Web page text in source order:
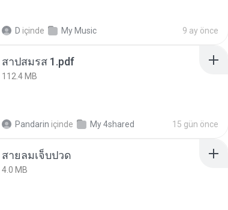
D içinde My Music 9 ay önce
สาปสมรส 1.pdf
112.4 MB
Pandarin içinde My 4shared 15 gün önce
สายลมเจ็บปวด
4.0 MB